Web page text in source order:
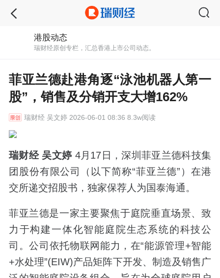
港股动态
瑞财经原创专栏，汇总香港上市公司动态。
菲亚兰德赴港角逐“泳池机器人第一
股”，销售及分销开支大增162%
瑞财经吴文婷 2026-06-01 08:36 8.3w阅读
瑞财经 吴文婷 4月17日，深圳菲亚兰德科技集
团股份有限公司（以下简称“菲亚兰德”）在港
交所递交招股书，独家保荐人为国泰海通。
菲亚兰德是一家主要聚焦于庭院垂直场景、致
力于构建一体化智能庭院生态系统的科技公
司。公司依托物联网能力，在“能源管理+智能
+水处理”(EIW)产品矩阵下开发、制造及销售广